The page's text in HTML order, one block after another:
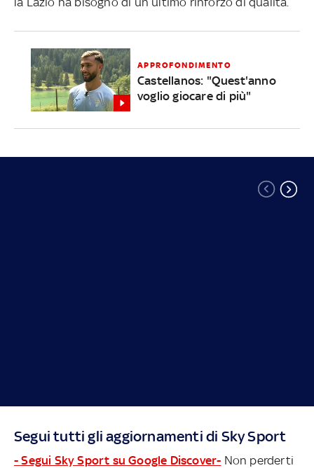
APPROFONDIMENTO
Castellanos: "Quest'anno
voglio giocare di più"
Segui tutti gli aggiornamenti di Sky Sport
- Segui Sky Sport su Google Discover- Non perderti